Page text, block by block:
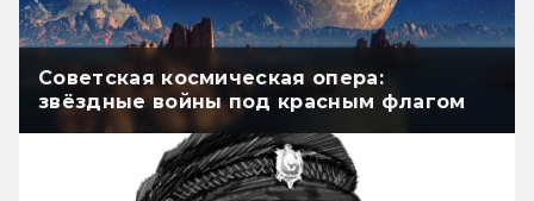
Советская космическая опера:
звёздные войны под красным флагом